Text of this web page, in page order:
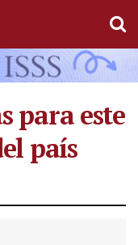
para este
país